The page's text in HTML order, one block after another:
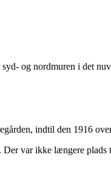
og nordmuren i det
indtil den 1916
var ikke længere plads